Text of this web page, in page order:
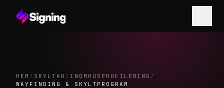
HEM / SKYLTAR / INOMHUSPROFILERING /
WAYFINDING & SKYLTPROGRAM